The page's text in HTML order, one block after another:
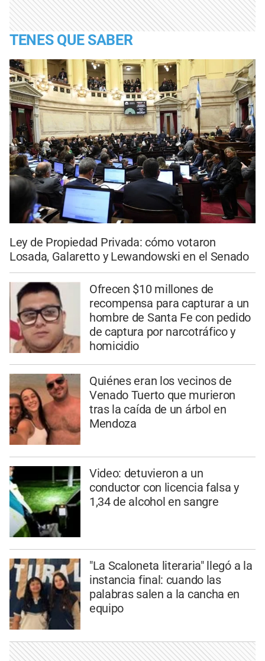
TENES QUE SABER
Ley de Propiedad Privada: cómo votaron
Losada, Galaretto y Lewandowski en el Senado
Ofrecen $10 millones de
recompensa para capturar a un
hombre de Santa Fe con pedido
de captura por narcotráfico y
homicidio
Quiénes eran los vecinos de
Venado Tuerto que murieron
tras la caída de un árbol en
Mendoza
Video: detuvieron a un
conductor con licencia falsa y
1,34 de alcohol en sangre
"La Scaloneta literaria" llegó a la
instancia final: cuando las
palabras salen a la cancha en
equipo